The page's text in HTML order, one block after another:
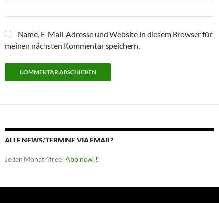
Name, E-Mail-Adresse und Website in diesem Browser für
meinen nächsten Kommentar speichern.
ALLE NEWS/TERMINE VIA EMAIL?
Jeden Monat 4free! Abo now!!!